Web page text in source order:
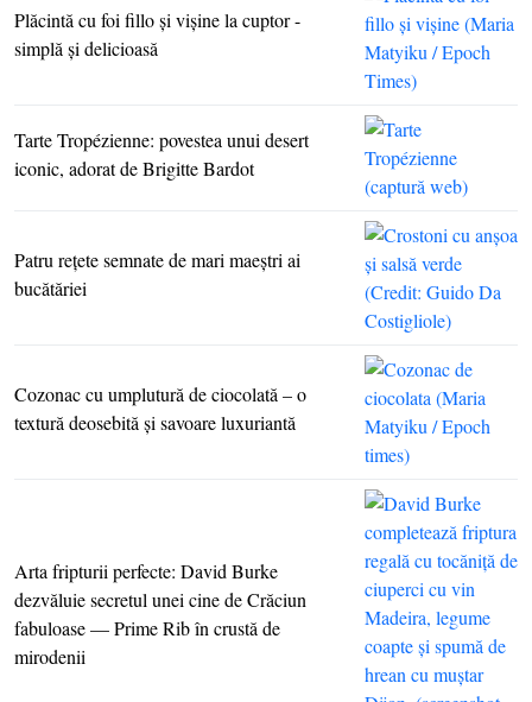
Plăcintă cu foi fillo şi vişine la cuptor -
simplă şi delicioasă
Tarte Tropézienne: povestea unui desert
iconic, adorat de Brigitte Bardot
Patru reţete semnate de mari maeştri ai
bucătăriei
Cozonac cu umplutură de ciocolată – o
textură deosebită şi savoare luxuriantă
Arta fripturii perfecte: David Burke
dezvăluie secretul unei cine de Crăciun
fabuloase — Prime Rib în crustă de
mirodenii